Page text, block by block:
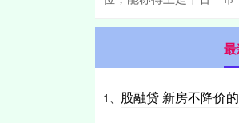
1、 股融贷 新房不降价